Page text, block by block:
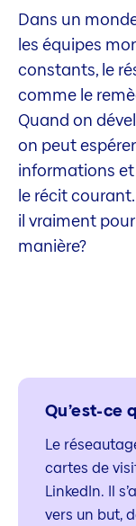
Dans un
les équipes
constants, le
comme le
Quand on
on peut
informations et
le récit
il vraiment
manière?
Qu’est-ce
Le
cartes de
LinkedIn. Il
vers un but,